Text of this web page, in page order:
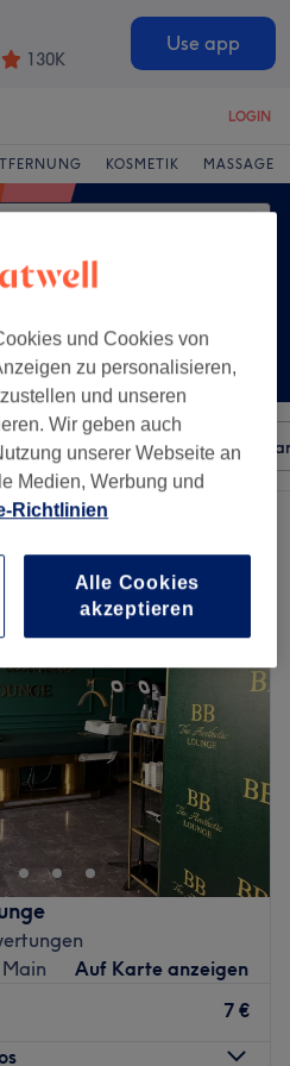
130K
Use app
LOGIN
KOSMETIK MASSAGE
Preis Besonderheiten
Auf Karte anzeigen
7 €
und Cookies von
zu personalisieren,
und unseren
Wir geben auch
unserer Webseite an
Medien, Werbung und
Richtlinien
Alle Cookies
akzeptieren